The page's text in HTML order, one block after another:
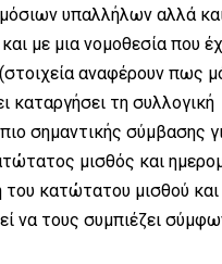
υπαλλήλων αλλά
με μια νομοθεσία που
αναφέρουν πως
καταργήσει τη συλλογική
σημαντικής σύμβασης
μισθός και
του κατώτατου μισθού και
να τους συμπιέζει